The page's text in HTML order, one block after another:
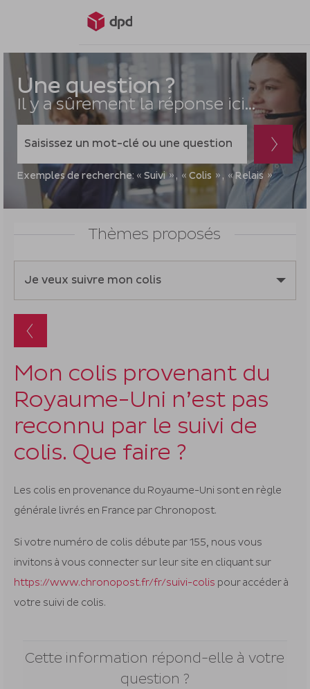
Vous
allez
être
redirigé
vers
détaillée
la
Une question ?
Il y a sûrement la réponse ici...
saisit
des
valeurs
la
de
recherche,
des
pour
faciliter
la
Exemples de recherche: Suivi Colis Relais
Thèmes proposés
Je veux suivre mon colis
Mon colis provenant du
Royaume-Uni n’est pas
reconnu par le suivi de
colis. Que faire ?
Les colis en provenance du Royaume-Uni sont en règle
générale livrés en France par Chronopost.
Si votre numéro de colis débute par 155, nous vous
invitons à vous connecter sur leur site en cliquant sur
https://www.chronopost.fr/fr/suivi-colis pour accéder à
votre suivi de colis.
Cette information répond-elle à votre
question ?